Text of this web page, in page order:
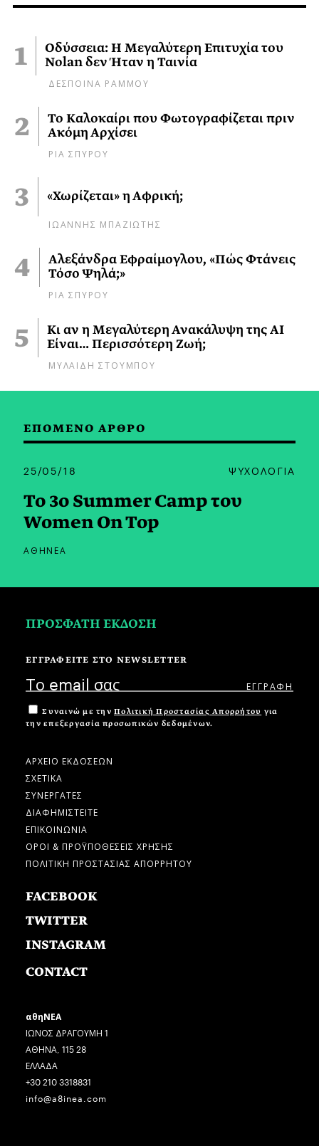
Οδύσσεια: Η Μεγαλύτερη Επιτυχία του
Nolan δεν Ήταν η Ταινία
ΔΕΣΠΟΙΝΑ ΡΑΜΜΟΥ
Το Καλοκαίρι που Φωτογραφίζεται πριν
Ακόμη Αρχίσει
ΡΙΑ ΣΠΥΡΟΥ
«Χωρίζεται» η Αφρική;
ΙΩΑΝΝΗΣ ΜΠΑΖΙΩΤΗΣ
Αλεξάνδρα Εφραίμογλου, «Πώς Φτάνεις
Τόσο Ψηλά;»
ΡΙΑ ΣΠΥΡΟΥ
Κι αν η Μεγαλύτερη Ανακάλυψη της AI
Είναι… Περισσότερη Ζωή;
ΜΥΛΑΙΔΗ ΣΤΟΥΜΠΟΥ
ΕΠΟΜΕΝΟ ΑΡΘΡΟ
25/05/18 ΨΥΧΟΛΟΓΙΑ
Το 3ο Summer Camp του
Women On Top
ΑΘΗΝΕΑ
ΠΡΟΣΦΑΤΗ ΕΚΔΟΣΗ
ΕΓΓΡΑΦΕΙΤΕ ΣΤΟ NEWSLETTER
Συναινώ με την Πολιτική Προστασίας Απορρήτου για
την επεξεργασία προσωπικών δεδομένων.
ΑΡΧΕΙΟ ΕΚΔΟΣΕΩΝ
ΣΧΕΤΙΚΑ
ΣΥΝΕΡΓΑΤΕΣ
ΔΙΑΦΗΜΙΣΤΕΙΤΕ
ΕΠΙΚΟΙΝΩΝΙΑ
ΟΡΟΙ & ΠΡΟΫΠΟΘΕΣΕΙΣ ΧΡΗΣΗΣ
ΠΟΛΙΤΙΚΗ ΠΡΟΣΤΑΣΙΑΣ ΑΠΟΡΡΗΤΟΥ
FACEBOOK
TWITTER
INSTAGRAM
CONTACT
αθηΝΕΑ
ΙΩΝΟΣ ΔΡΑΓΟΥΜΗ 1
ΑΘΗΝΑ, 115 28
ΕΛΛΑΔΑ
+30 210 3318831
info@a8inea.com